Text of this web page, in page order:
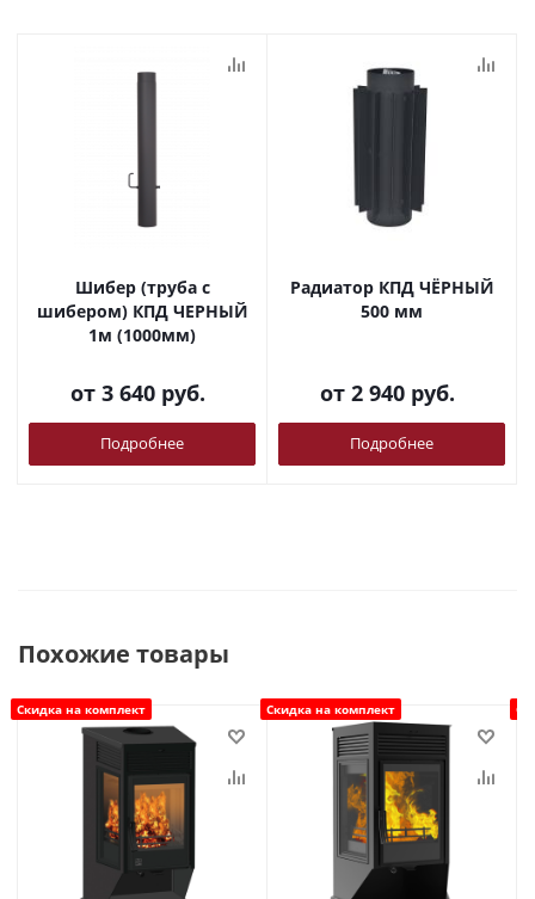
Шибер (труба с
шибером) КПД ЧЕРНЫЙ
1м (1000мм)
от 3 640 руб.
Подробнее
Радиатор КПД ЧЁРНЫЙ
500 мм
от 2 940 руб.
Подробнее
Похожие товары
Скидка на комплект Скидка на комплект